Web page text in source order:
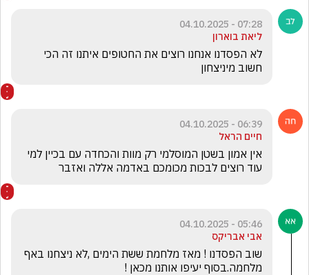
07:28 - 04.10.2025
ליאת בוארון
חשוב מיניצחון
06:39 - 04.10.2025
חיים הראל
עוד רוצים לבכות מכומכם באדמה אללה ואזבר
05:46 - 04.10.2025
אבי אבריקס
מלחמה.בסוף יעיפו אותנו מכאן !